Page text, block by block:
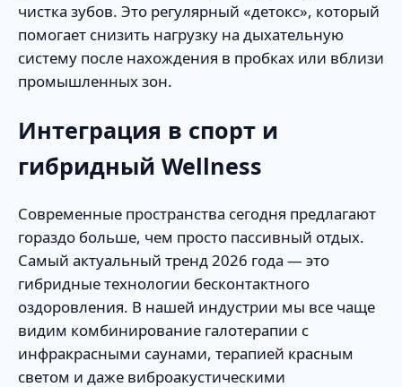
чистка зубов. Это регулярный «детокс», который
помогает снизить нагрузку на дыхательную
систему после нахождения в пробках или вблизи
промышленных зон.
Интеграция в спорт и
гибридный Wellness
Современные пространства сегодня предлагают
гораздо больше, чем просто пассивный отдых.
Самый актуальный тренд 2026 года — это
гибридные технологии бесконтактного
оздоровления. В нашей индустрии мы все чаще
видим комбинирование галотерапии с
инфракрасными саунами, терапией красным
светом и даже виброакустическими